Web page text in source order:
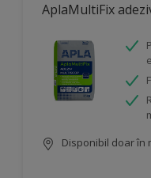
AplaMultiFix
Disponibil doar în